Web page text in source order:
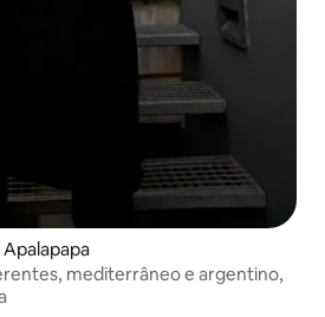
mediterrâneo e argentino,